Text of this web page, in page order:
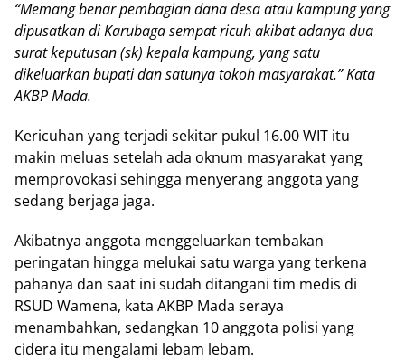
“Memang benar pembagian dana desa atau kampung yang
dipusatkan di Karubaga sempat ricuh akibat adanya dua
surat keputusan (sk) kepala kampung, yang satu
dikeluarkan bupati dan satunya tokoh masyarakat.” Kata
AKBP Mada.
Kericuhan yang terjadi sekitar pukul 16.00 WIT itu
makin meluas setelah ada oknum masyarakat yang
memprovokasi sehingga menyerang anggota yang
sedang berjaga jaga.
Akibatnya anggota menggeluarkan tembakan
peringatan hingga melukai satu warga yang terkena
pahanya dan saat ini sudah ditangani tim medis di
RSUD Wamena, kata AKBP Mada seraya
menambahkan, sedangkan 10 anggota polisi yang
cidera itu mengalami lebam lebam.